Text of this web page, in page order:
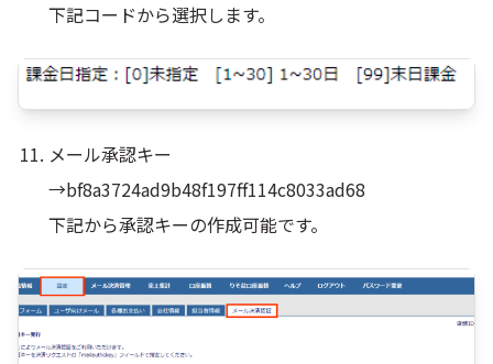
下記コードから選択します。
メール承認キー
→bf8a3724ad9b48f197ff114c8033ad68
下記から承認キーの作成可能です。